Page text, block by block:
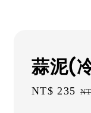
蒜泥(
Sale
NT$ 235